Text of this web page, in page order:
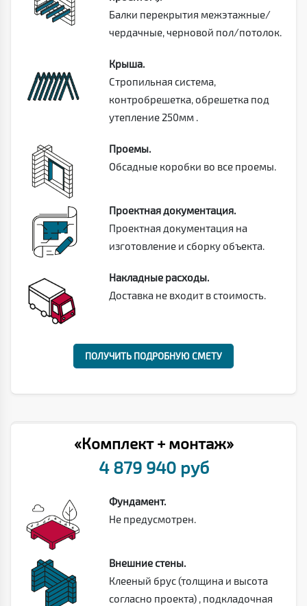
Балки перекрытия межэтажные/
чердачные, черновой пол/потолок.
Крыша.
Стропильная система,
контробрешетка, обрешетка под
утепление 250мм .
Проемы.
Обсадные коробки во все проемы.
Проектная документация.
Проектная документация на
изготовление и сборку объекта.
Накладные расходы.
Доставка не входит в стоимость.
ПОЛУЧИТЬ ПОДРОБНУЮ СМЕТУ
«Комплект + монтаж»
4 879 940 руб
Фундамент.
Не предусмотрен.
Внешние стены.
Клееный брус (толщина и высота
согласно проекта) , подкладочная